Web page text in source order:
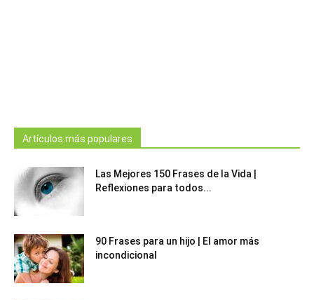
Artículos más populares
Las Mejores 150 Frases de la Vida |
Reflexiones para todos...
90 Frases para un hijo | El amor más
incondicional